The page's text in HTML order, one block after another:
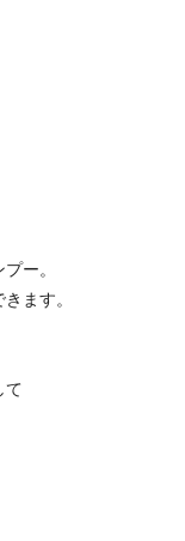
ー。
ます。
て